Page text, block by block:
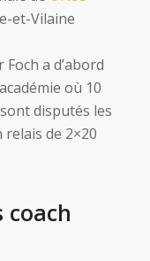
et-Vilaine
a d’abord
où 10
disputés les
de 2×20
coach